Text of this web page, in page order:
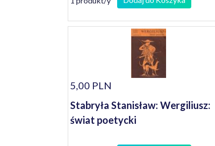
5,00 PLN
Stabryła Stanisław: Wergiliusz:
świat poetycki